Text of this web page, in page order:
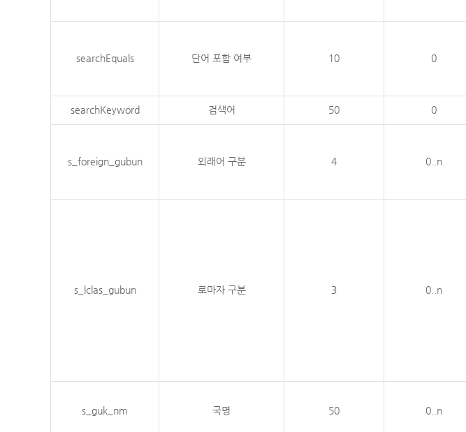
searchEquals 단어 포함 여부 10 0
searchKeyword 검색어 50 0
s_foreign_gubun 외래어 구분 4 0..n
s_lclas_gubun 로마자 구분 3 0..n
s_guk_nm 국명 50 0..n